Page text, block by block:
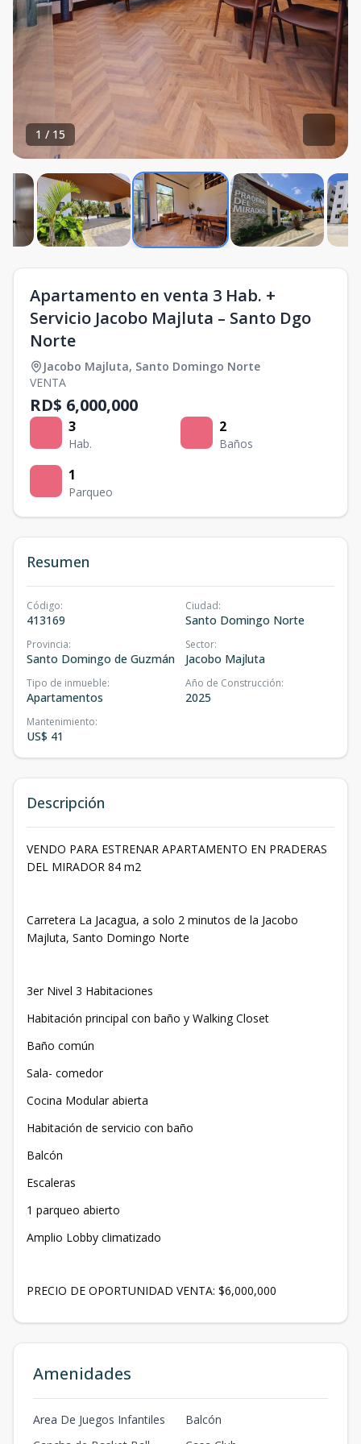
1 / 15
Apartamento en venta 3 Hab. +
Servicio Jacobo Majluta – Santo Dgo
Norte
Jacobo Majluta, Santo Domingo Norte
VENTA
RD$ 6,000,000
3
Hab.
2
Baños
1
Parqueo
Resumen
Código:
413169
Ciudad:
Santo Domingo Norte
Provincia:
Santo Domingo de Guzmán
Sector:
Jacobo Majluta
Tipo de inmueble:
Apartamentos
Año de Construcción:
2025
Mantenimiento:
US$ 41
Descripción
VENDO PARA ESTRENAR APARTAMENTO EN PRADERAS
DEL MIRADOR 84 m2
Carretera La Jacagua, a solo 2 minutos de la Jacobo
Majluta, Santo Domingo Norte
3er Nivel 3 Habitaciones
Habitación principal con baño y Walking Closet
Baño común
Sala- comedor
Cocina Modular abierta
Habitación de servicio con baño
Balcón
Escaleras
1 parqueo abierto
Amplio Lobby climatizado
PRECIO DE OPORTUNIDAD VENTA: $6,000,000
Amenidades
Area De Juegos Infantiles
Balcón